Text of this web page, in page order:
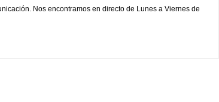
Nos encontramos en directo de Lunes a Viernes de